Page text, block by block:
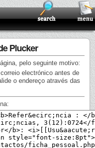
Plucker
pelo seguinte motivo:
electrónico antes de
o endereço através das